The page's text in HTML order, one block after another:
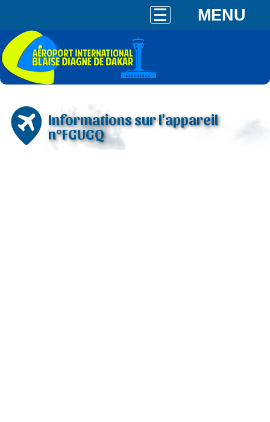
MENU
Informations sur l'appareil
n°FGUGQ